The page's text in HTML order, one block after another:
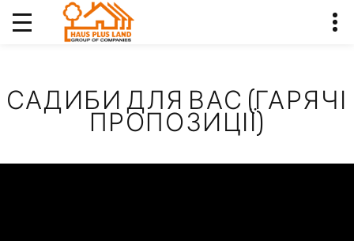
САДИБИ ДЛЯ ВАС (ГАРЯЧІ
ПРОПОЗИЦІЇ)